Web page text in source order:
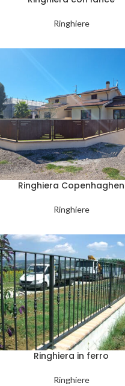
Ringhiere
Ringhiera Copenhaghen
Ringhiere
Ringhiera in ferro
Ringhiere